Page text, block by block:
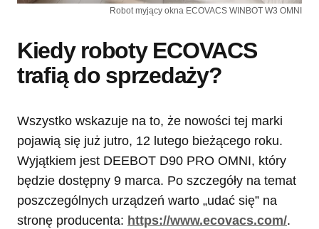
Robot myjący okna ECOVACS WINBOT W3 OMNI
Kiedy roboty ECOVACS
trafią do sprzedaży?
Wszystko wskazuje na to, że nowości tej marki
pojawią się już jutro, 12 lutego bieżącego roku.
Wyjątkiem jest DEEBOT D90 PRO OMNI, który
będzie dostępny 9 marca. Po szczegóły na temat
poszczególnych urządzeń warto „udać się” na
stronę producenta: https://www.ecovacs.com/.